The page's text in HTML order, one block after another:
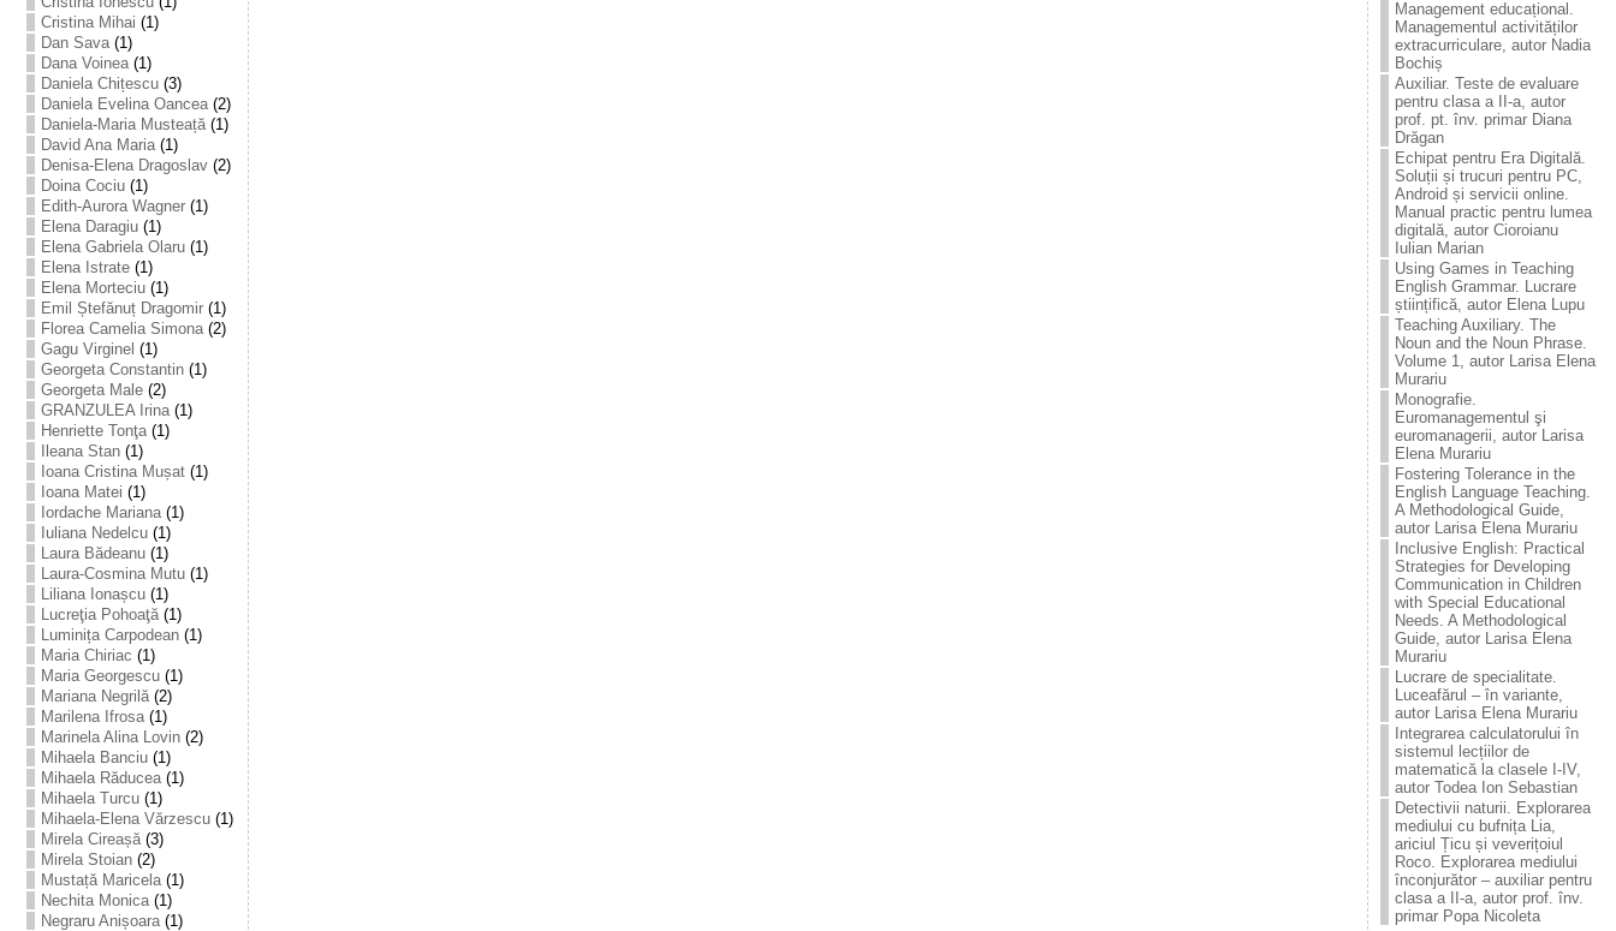
Cristina Mihai (1)
Dan Sava(1)
Dana Voinea(1)
Daniela Chițescu(3)
Daniela Evelina Oancea(2)
Daniela-Maria Musteață(1)
David Ana Maria(1)
Denisa-Elena Dragoslav(2)
Doina Cociu(1)
Edith-Aurora Wagner(1)
Elena Daragiu(1)
Elena Gabriela Olaru(1)
Elena Istrate(1)
Elena Morteciu(1)
Emil Ștefănuț Dragomir(1)
Florea Camelia Simona(2)
Gagu Virginel (1)
Georgeta Constantin(1)
Georgeta Male(2)
GRANZULEA Irina(1)
Henriette Tonţa(1)
Ileana Stan(1)
Ioana Cristina Mușat(1)
Ioana Matei (1)
Iordache Mariana(1)
Iuliana Nedelcu(1)
Laura Bădeanu(1)
Laura-Cosmina Mutu(1)
Liliana Ionașcu(1)
Lucreţia Pohoaţă(1)
Luminița Carpodean(1)
Maria Chiriac (1)
Maria Georgescu(1)
Mariana Negrilă(2)
Marilena Ifrosa(1)
Marinela Alina Lovin(2)
Mihaela Banciu(1)
Mihaela Răducea(1)
Mihaela Turcu(1)
Mihaela-Elena Vărzescu(1)
Mirela Cireașă(3)
Mirela Stoian(2)
Mustață Maricela(1)
Nechita Monica(1)
Negraru Anișoara(1)
Management educațional.
Managementul activităților
extracurriculare, autor Nadia
Bochiș
Auxiliar. Teste de evaluare
pentru clasa a II-a, autor
prof. pt. înv. primar Diana
Drăgan
Echipat pentru Era Digitală.
Soluții și trucuri pentru PC,
Android și servicii online.
Manual practic pentru lumea
digitală, autor Cioroianu
Iulian Marian
Using Games in Teaching
English Grammar. Lucrare
științifică, autor Elena Lupu
Teaching Auxiliary. The
Noun and the Noun Phrase.
Volume 1, autor Larisa Elena
Murariu
Monografie.
Euromanagementul şi
euromanagerii, autor Larisa
Elena Murariu
Fostering Tolerance in the
English Language Teaching.
A Methodological Guide,
autor Larisa Elena Murariu
Inclusive English: Practical
Strategies for Developing
Communication in Children
with Special Educational
Needs. A Methodological
Guide, autor Larisa Elena
Murariu
Lucrare de specialitate.
Luceafărul – în variante,
autor Larisa Elena Murariu
Integrarea calculatorului în
sistemul lecțiilor de
matematică la clasele I-IV,
autor Todea Ion Sebastian
Detectivii naturii. Explorarea
mediului cu bufnița Lia,
ariciul Țicu și veverițoiul
Roco. Explorarea mediului
înconjurător – auxiliar pentru
clasa a II-a, autor prof. înv.
primar Popa Nicoleta